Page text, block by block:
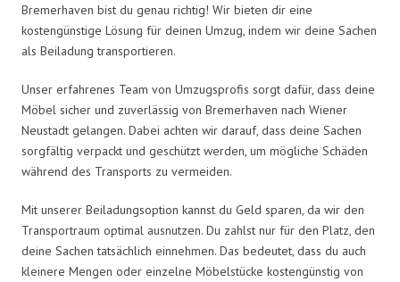
Bremerhaven bist du genau richtig! Wir bieten dir eine
kostengünstige Lösung für deinen Umzug, indem wir deine Sachen
als Beiladung transportieren.
Unser erfahrenes Team von Umzugsprofis sorgt dafür, dass deine
Möbel sicher und zuverlässig von Bremerhaven nach Wiener
Neustadt gelangen. Dabei achten wir darauf, dass deine Sachen
sorgfältig verpackt und geschützt werden, um mögliche Schäden
während des Transports zu vermeiden.
Mit unserer Beiladungsoption kannst du Geld sparen, da wir den
Transportraum optimal ausnutzen. Du zahlst nur für den Platz, den
deine Sachen tatsächlich einnehmen. Das bedeutet, dass du auch
kleinere Mengen oder einzelne Möbelstücke kostengünstig von